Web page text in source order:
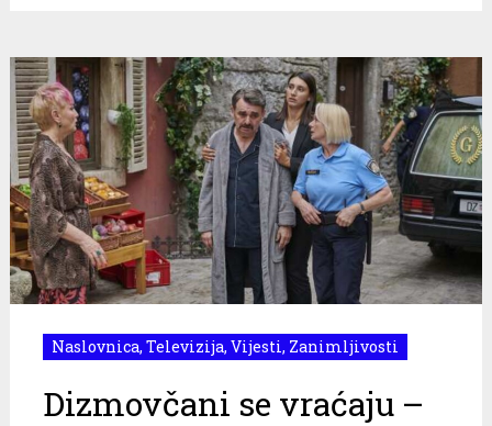
Naslovnica, Televizija, Vijesti, Zanimljivosti
Dizmovčani se vraćaju –